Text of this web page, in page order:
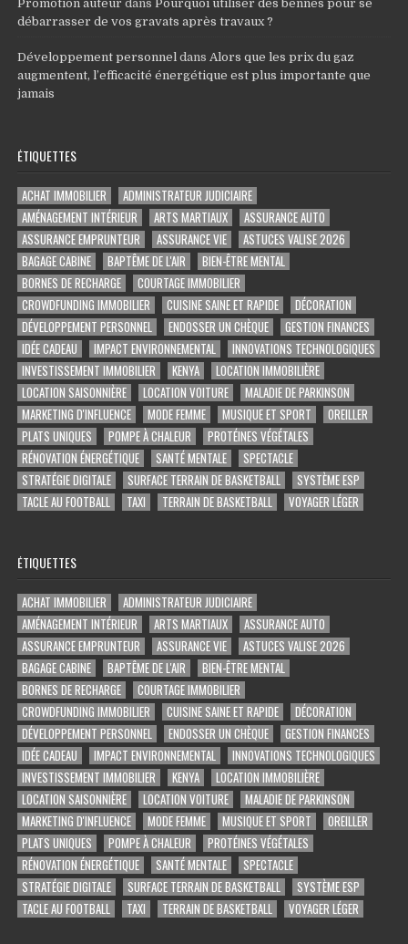
Promotion auteur dansPourquoi utiliser des bennes pour se
débarrasser de vos gravats après travaux ?
Développement personnel dans Alors que les prix du gaz
augmentent, l’efficacité énergétique est plus importante que
jamais
ÉTIQUETTES
ACHAT IMMOBILIER
ADMINISTRATEUR JUDICIAIRE
AMÉNAGEMENT INTÉRIEUR
ARTS MARTIAUX
ASSURANCE AUTO
ASSURANCE EMPRUNTEUR
ASSURANCE VIE
ASTUCES VALISE 2026
BAGAGE CABINE
BAPTÊME DE L'AIR
BIEN-ÊTRE MENTAL
BORNES DE RECHARGE
COURTAGE IMMOBILIER
CROWDFUNDING IMMOBILIER
CUISINE SAINE ET RAPIDE
DÉCORATION
DÉVELOPPEMENT PERSONNEL
ENDOSSER UN CHÈQUE
GESTION FINANCES
IDÉE CADEAU
IMPACT ENVIRONNEMENTAL
INNOVATIONS TECHNOLOGIQUES
INVESTISSEMENT IMMOBILIER
KENYA
LOCATION IMMOBILIÈRE
LOCATION SAISONNIÈRE
LOCATION VOITURE
MALADIE DE PARKINSON
MARKETING D'INFLUENCE
MODE FEMME MUSIQUE ET SPORT
OREILLER
PLATS UNIQUES
POMPE À CHALEUR
PROTÉINES VÉGÉTALES
RÉNOVATION ÉNERGÉTIQUE
SANTÉ MENTALE
SPECTACLE
STRATÉGIE DIGITALE
SURFACE TERRAIN DE BASKETBALL
SYSTÈME ESP
TACLE AU FOOTBALL
TAXI TERRAIN DE BASKETBALL VOYAGER LÉGER
ÉTIQUETTES
ACHAT IMMOBILIER
ADMINISTRATEUR JUDICIAIRE
AMÉNAGEMENT INTÉRIEUR
ARTS MARTIAUX
ASSURANCE AUTO
ASSURANCE EMPRUNTEUR
ASSURANCE VIE
ASTUCES VALISE 2026
BAGAGE CABINE
BAPTÊME DE L'AIR
BIEN-ÊTRE MENTAL
BORNES DE RECHARGE
COURTAGE IMMOBILIER
CROWDFUNDING IMMOBILIER
CUISINE SAINE ET RAPIDE
DÉCORATION
DÉVELOPPEMENT PERSONNEL
ENDOSSER UN CHÈQUE
GESTION FINANCES
IDÉE CADEAU
IMPACT ENVIRONNEMENTAL
INNOVATIONS TECHNOLOGIQUES
INVESTISSEMENT IMMOBILIER
KENYA
LOCATION IMMOBILIÈRE
LOCATION SAISONNIÈRE
LOCATION VOITURE
MALADIE DE PARKINSON
MARKETING D'INFLUENCE
MODE FEMME MUSIQUE ET SPORT
OREILLER
PLATS UNIQUES
POMPE À CHALEUR
PROTÉINES VÉGÉTALES
RÉNOVATION ÉNERGÉTIQUE
SANTÉ MENTALE
SPECTACLE
STRATÉGIE DIGITALE
SURFACE TERRAIN DE BASKETBALL
SYSTÈME ESP
TACLE AU FOOTBALL
TAXI TERRAIN DE BASKETBALL VOYAGER LÉGER